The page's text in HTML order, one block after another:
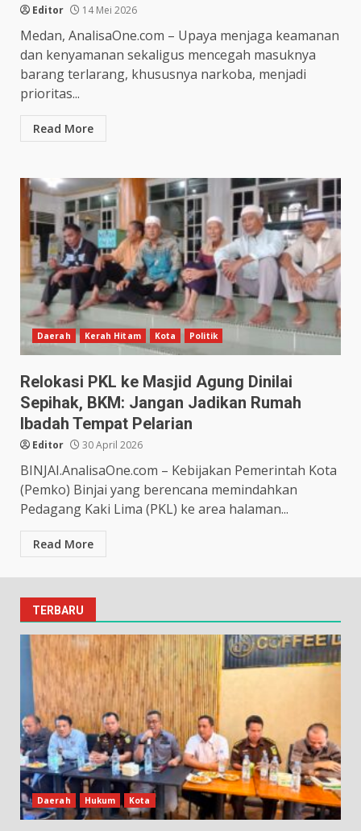
Editor 14 Mei 2026
Medan, AnalisaOne.com – Upaya menjaga keamanan
dan kenyamanan sekaligus mencegah masuknya
barang terlarang, khususnya narkoba, menjadi
prioritas...
Read More
Daerah Kerah Hitam Kota Politik
Relokasi PKL ke Masjid Agung Dinilai
Sepihak, BKM: Jangan Jadikan Rumah
Ibadah Tempat Pelarian
Editor 30 April 2026
BINJAI.AnalisaOne.com – Kebijakan Pemerintah Kota
(Pemko) Binjai yang berencana memindahkan
Pedagang Kaki Lima (PKL) ke area halaman...
Read More
TERBARU
Daerah Hukum Kota